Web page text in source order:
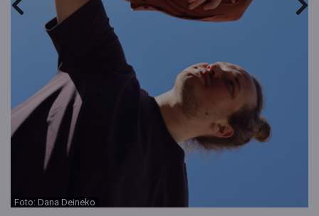
Foto: Dana Deineko